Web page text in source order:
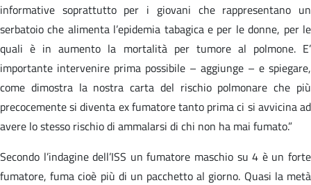
informative soprattutto per i giovani che rappresentano un
serbatoio che alimenta l’epidemia tabagica e per le donne, per le
quali è in aumento la mortalità per tumore al polmone. E’
importante intervenire prima possibile – aggiunge – e spiegare,
come dimostra la nostra carta del rischio polmonare che più
precocemente si diventa ex fumatore tanto prima ci si avvicina ad
avere lo stesso rischio di ammalarsi di chi non ha mai fumato.”
Secondo l’indagine dell’ISS un fumatore maschio su 4 è un forte
fumatore, fuma cioè più di un pacchetto al giorno. Quasi la metà